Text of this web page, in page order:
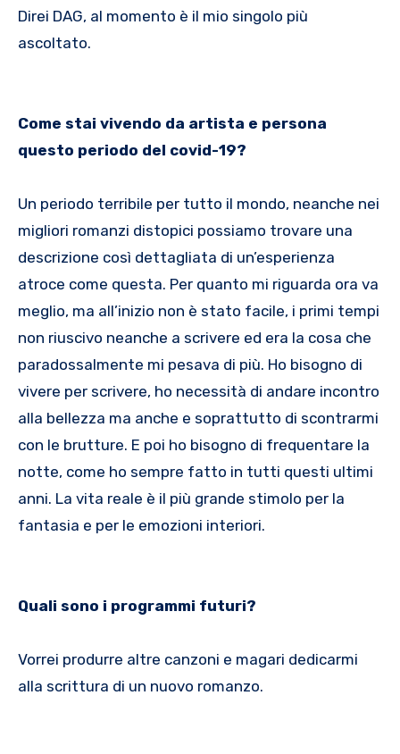
Direi DAG, al momento è il mio singolo più
ascoltato.
Come stai vivendo da artista e persona
questo periodo del covid-19?
Un periodo terribile per tutto il mondo, neanche nei
migliori romanzi distopici possiamo trovare una
descrizione così dettagliata di un’esperienza
atroce come questa. Per quanto mi riguarda ora va
meglio, ma all’inizio non è stato facile, i primi tempi
non riuscivo neanche a scrivere ed era la cosa che
paradossalmente mi pesava di più. Ho bisogno di
vivere per scrivere, ho necessità di andare incontro
alla bellezza ma anche e soprattutto di scontrarmi
con le brutture. E poi ho bisogno di frequentare la
notte, come ho sempre fatto in tutti questi ultimi
anni. La vita reale è il più grande stimolo per la
fantasia e per le emozioni interiori.
Quali sono i programmi futuri?
Vorrei produrre altre canzoni e magari dedicarmi
alla scrittura di un nuovo romanzo.